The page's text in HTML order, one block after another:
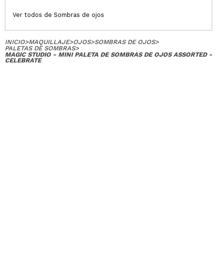
Ver todos de Sombras de ojos
INICIO>MAQUILLAJE>OJOS>SOMBRAS DE OJOS>
PALETAS DE SOMBRAS>
MAGIC STUDIO - MINI PALETA DE SOMBRAS DE OJOS ASSORTED -
CELEBRATE